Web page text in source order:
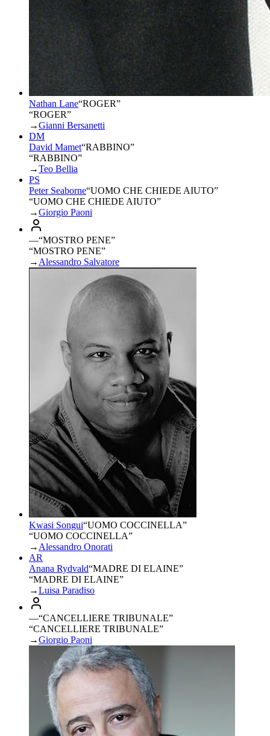
Nathan Lane“ROGER”
“ROGER”
→Gianni Bersanetti
DM
David Mamet“RABBINO”
“RABBINO”
→Teo Bellia
PS
Peter Seaborne“UOMO CHE CHIEDE AIUTO”
“UOMO CHE CHIEDE AIUTO”
→Giorgio Paoni
—“MOSTRO PENE”
“MOSTRO PENE”
→ Alessandro Salvatore
Kwasi Songui“UOMO COCCINELLA”
“UOMO COCCINELLA”
→ Alessandro Onorati
AR
Anana Rydvald“MADRE DI ELAINE”
“MADRE DI ELAINE”
→Luisa Paradiso
—“CANCELLIERE TRIBUNALE”
“CANCELLIERE TRIBUNALE”
→Giorgio Paoni